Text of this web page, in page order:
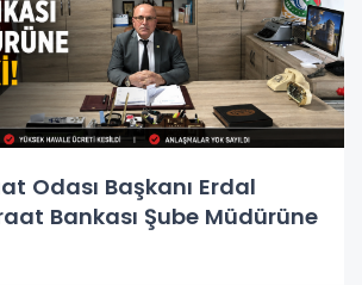
Odası Başkanı Erdal
Bankası Şube Müdürüne